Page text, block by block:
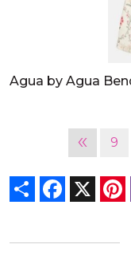
Agua by Agua
« 9
Share Facebook